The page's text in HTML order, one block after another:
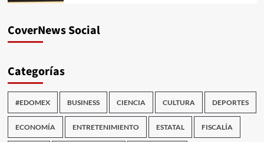
CoverNews Social
Categorías
#EDOMEX BUSINESS CIENCIA CULTURA DEPORTES
ECONOMÍA ENTRETENIMIENTO ESTATAL FISCALÍA